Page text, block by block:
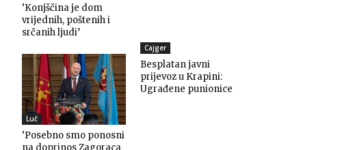
‘Konjščina je dom
vrijednih, poštenih i
srčanih ljudi’
Luč
‘Posebno smo ponosni
Cajger
Besplatan javni
prijevoz u Krapini:
Ugrađene punionice